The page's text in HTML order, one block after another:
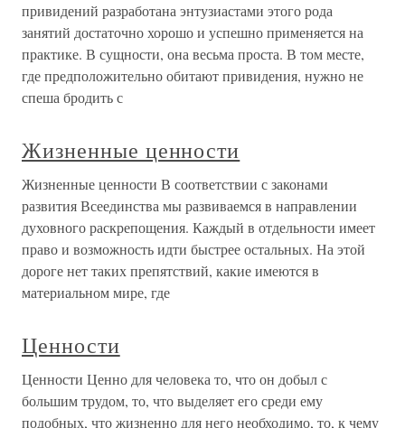
привидений разработана энтузиастами этого рода
занятий достаточно хорошо и успешно применяется на
практике. В сущности, она весьма проста. В том месте,
где предположительно обитают привидения, нужно не
спеша бродить с
Жизненные ценности
Жизненные ценности В соответствии с законами
развития Всеединства мы развиваемся в направлении
духовного раскрепощения. Каждый в отдельности имеет
право и возможность идти быстрее остальных. На этой
дороге нет таких препятствий, какие имеются в
материальном мире, где
Ценности
Ценности Ценно для человека то, что он добыл с
большим трудом, то, что выделяет его среди ему
подобных, что жизненно для него необходимо, то, к чему